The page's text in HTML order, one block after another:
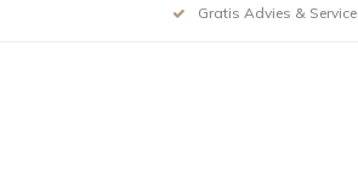
Gratis Advies & Service